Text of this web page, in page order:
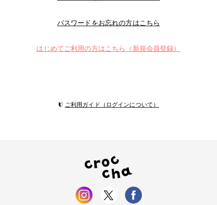
パスワードをお忘れの方はこちら
はじめてご利用の方はこちら（新規会員登録）
ご利用ガイド（ログインについて）